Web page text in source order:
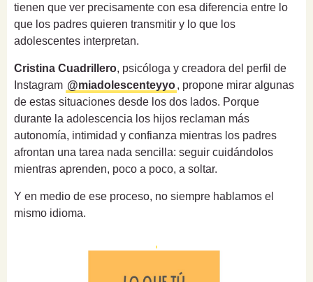
tienen que ver precisamente con esa diferencia entre lo
que los padres quieren transmitir y lo que los
adolescentes interpretan.
Cristina Cuadrillero, psicóloga y creadora del perfil de
Instagram @miadolescenteyyo, propone mirar algunas
de estas situaciones desde los dos lados. Porque
durante la adolescencia los hijos reclaman más
autonomía, intimidad y confianza mientras los padres
afrontan una tarea nada sencilla: seguir cuidándolos
mientras aprenden, poco a poco, a soltar.
Y en medio de ese proceso, no siempre hablamos el
mismo idioma.